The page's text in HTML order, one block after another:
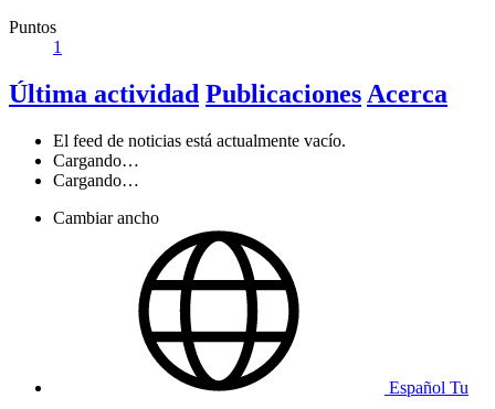
Puntos
1
Última actividad Publicaciones Acerca
El feed de noticias está actualmente vacío.
Cargando…
Cargando…
Cambiar ancho
Español Tu